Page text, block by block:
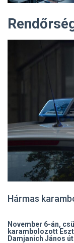
Hármas
November 6-án,
karambolozott
Damjanich János